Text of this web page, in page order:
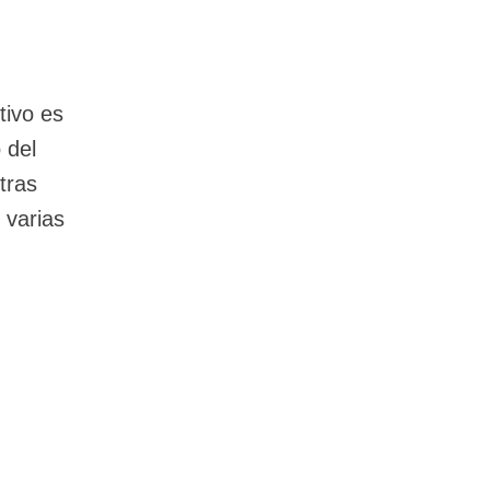
es
varias